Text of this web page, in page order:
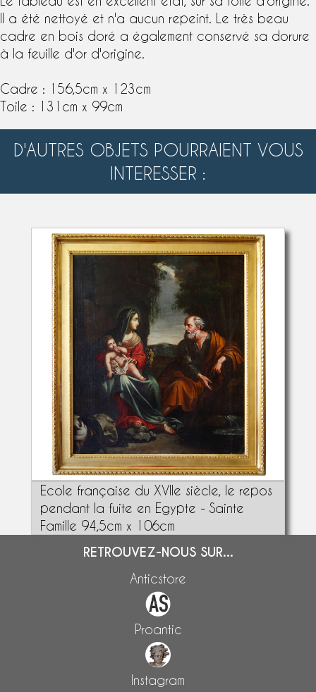
Il a été nettoyé et n'a aucun repeint. Le très beau
cadre en bois doré a également conservé sa dorure
à la feuille d'or d'origine.
Cadre : 156,5cm x 123cm
Toile : 131cm x 99cm
D'AUTRES OBJETS POURRAIENT VOUS
INTERESSER :
Ecole française du XVIIe siècle, le repos
pendant la fuite en Egypte - Sainte
Famille 94,5cm x 106cm
RETROUVEZ-NOUS SUR...
Anticstore
Proantic
Instagram